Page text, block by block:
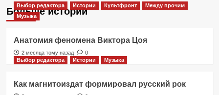
Больше историй
Выбор редактора Истории Культфронт
Между прочим
Музыка
Анатомия феномена Виктора Цоя
2 месяца тому назад
0
Выбор редактора
Истории Музыка
Как магнитоиздат формировал русский рок